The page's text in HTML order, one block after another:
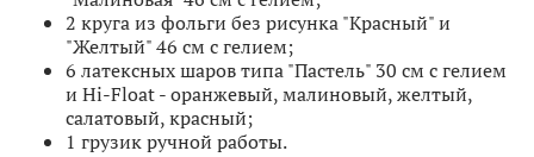
2 круга из фольги без рисунка "Красный" и
"Желтый" 46 см с гелием;
6 латексных шаров типа "Пастель" 30 см с гелием
и Hi-Float - оранжевый, малиновый, желтый,
салатовый, красный;
1 грузик ручной работы.